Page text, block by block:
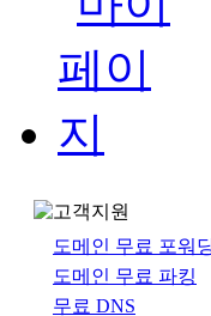
도메인 무료 포워
도메인 무료 파킹
무료 DNS